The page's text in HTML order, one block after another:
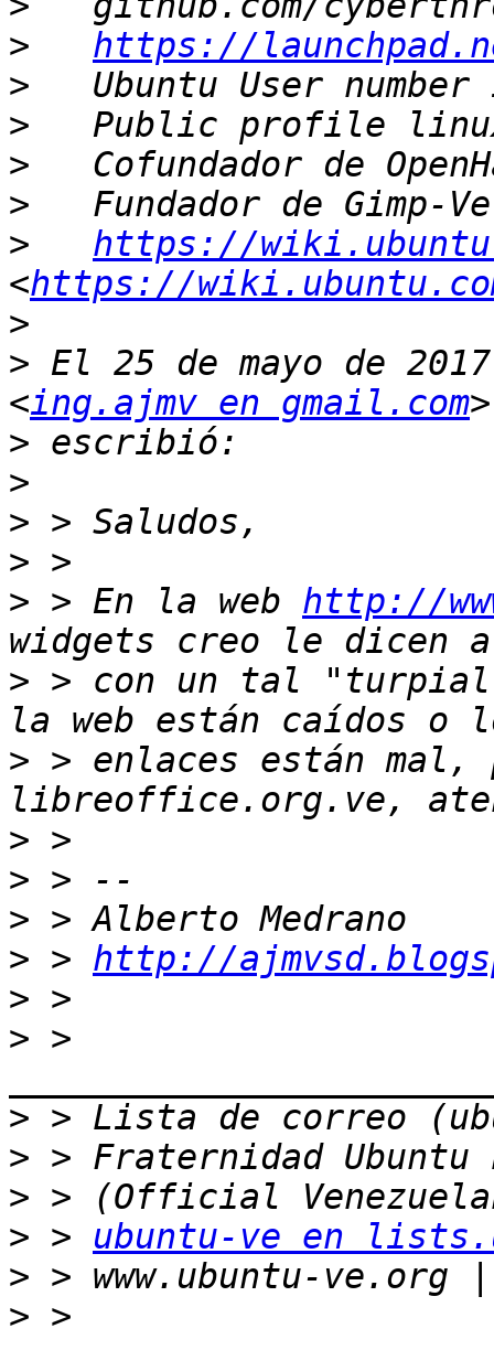
>
https://
>
>
>
>
>
https://
<https://
>
> El 25 de mayo de
<ing.ajmv en gmail.com
>
>
>
>
> > En la web http://
> > con un tal
> > enlaces están mal,
>
>
>
> > http://
>
> >
>
>
>
> > ubuntu-ve en
>
> >